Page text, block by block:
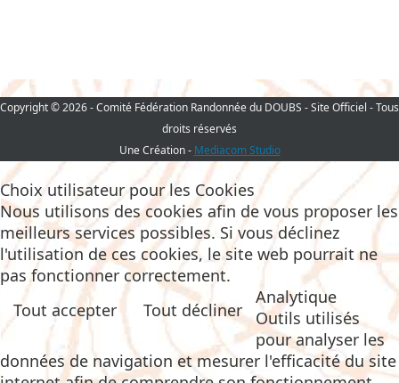
Copyright © 2026 - Comité Fédération Randonnée du DOUBS - Site Officiel - Tous
droits réservés
Une Création - Mediacom Studio
Choix utilisateur pour les Cookies
Nous utilisons des cookies afin de vous proposer les
meilleurs services possibles. Si vous déclinez
l'utilisation de ces cookies, le site web pourrait ne
pas fonctionner correctement.
Tout accepter
Tout décliner
Analytique
Outils utilisés
pour analyser les
données de navigation et mesurer l'efficacité du site